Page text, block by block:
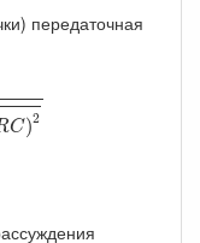
передаточная
C)2